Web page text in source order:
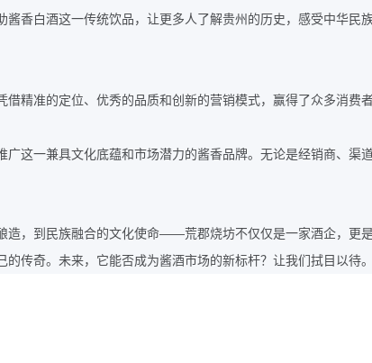
香白酒这一传统饮品，让更多人了解贵州的历史，感受中华民
借精准的定位、优秀的品质和创新的营销模式，赢得了众多消费
这一兼具文化底蕴和市场潜力的酱香品牌。无论是经销商、渠
造，到民族融合的文化使命——荒郡烧坊不仅仅是一家酒企，更
传奇。未来，它能否成为酱酒市场的新标杆？让我们拭目以待。